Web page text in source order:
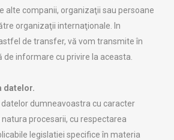
alte companii, organizaţii sau persoane
organizaţii internaţionale. In
de transfer, vă vom transmite în
de informare cu privire la aceasta.
datelor.
dumneavoastra cu caracter
procesarii, cu respectarea
legislatiei specifice în materia